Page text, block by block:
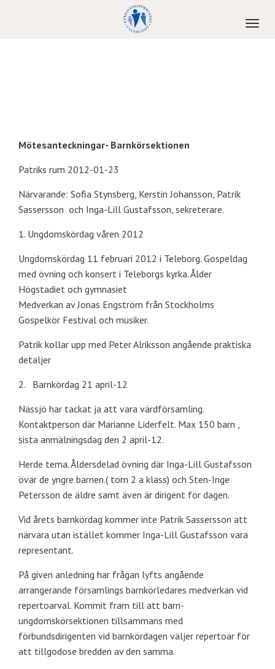
Mötesanteckningar- Barnkörsektionen
Patriks rum 2012-01-23
Närvarande: Sofia Stynsberg, Kerstin Johansson, Patrik
Sassersson och Inga-Lill Gustafsson, sekreterare.
1. Ungdomskördag våren 2012
Ungdomskördag 11 februari 2012 i Teleborg. Gospeldag
med övning och konsert i Teleborgs kyrka. Ålder
Högstadiet och gymnasiet
Medverkan av Jonas Engström från Stockholms
Gospelkör Festival och musiker.
Patrik kollar upp med Peter Alriksson angående praktiska
detaljer
2. Barnkördag 21 april-12
Nässjö har tackat ja att vara värdförsamling.
Kontaktperson där Marianne Liderfelt. Max 150 barn ,
sista anmälningsdag den 2 april-12.
Herde tema. Åldersdelad övning där Inga-Lill Gustafsson
övar de yngre barnen.( tom 2 a klass) och Sten-Inge
Petersson de äldre samt även är dirigent för dagen.
Vid årets barnkördag kommer inte Patrik Sassersson att
närvara utan istället kommer Inga-Lill Gustafsson vara
representant.
På given anledning har frågan lyfts angående
arrangerande församlings barnkörledares medverkan vid
repertoarval. Kommit fram till att barn-
ungdomskörsektionen tillsammans med
förbundsdirigenten vid barnkördagen väljer repertoar för
att tillgodose bredden av den samma.